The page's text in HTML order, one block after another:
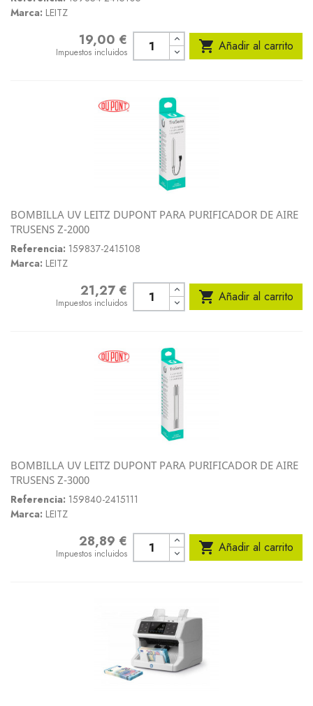
Marca: LEITZ
Precio19,00 €
Impuestos incluidos  Añadir al carrito
BOMBILLA UV LEITZ DUPONT PARA PURIFICADOR DE AIRE
TRUSENS Z-2000
Referencia: 159837-2415108
Marca: LEITZ
Precio21,27 €
Impuestos incluidos  Añadir al carrito
BOMBILLA UV LEITZ DUPONT PARA PURIFICADOR DE AIRE
TRUSENS Z-3000
Referencia: 159840-2415111
Marca: LEITZ
Precio28,89 €
Impuestos incluidos  Añadir al carrito